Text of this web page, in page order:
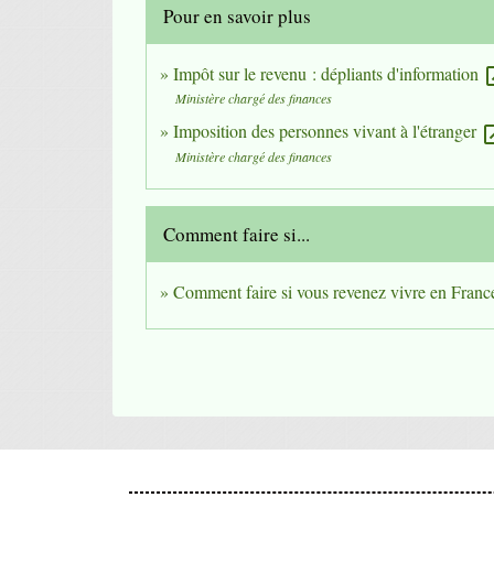
Pour en savoir plus
Impôt sur le revenu : dépliants d'information
Ministère chargé des finances
Imposition des personnes vivant à l'étranger
Ministère chargé des finances
Comment faire si...
Comment faire si vous revenez vivre en